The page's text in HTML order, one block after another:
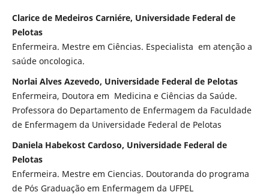
Clarice de Medeiros Carniére, Universidade Federal de
Pelotas
Enfermeira. Mestre em Ciências. Especialista em atenção a
saúde oncologica.
Norlai Alves Azevedo, Universidade Federal de Pelotas
Enfermeira, Doutora em Medicina e Ciências da Saúde.
Professora do Departamento de Enfermagem da Faculdade
de Enfermagem da Universidade Federal de Pelotas
Daniela Habekost Cardoso, Universidade Federal de
Pelotas
Enfermeira. Mestre em Ciencias. Doutoranda do programa
de Pós Graduação em Enfermagem da UFPEL